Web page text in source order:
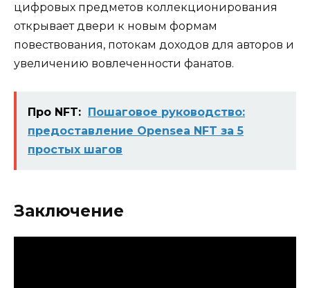
цифровых предметов коллекционирования
открывает двери к новым формам
повествования, потокам доходов для авторов и
увеличению вовлеченности фанатов.
Про NFT:
Пошаговое руководство:
предоставление Opensea NFT за 5
простых шагов
Заключение